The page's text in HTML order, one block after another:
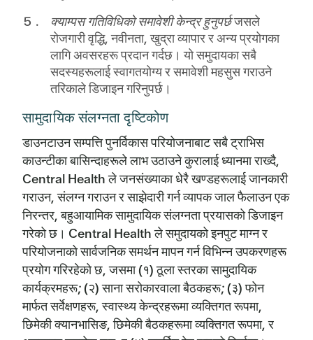
क्याम्पस गतिविधिको समावेशी केन्द्र हुनुपर्छजसले
रोजगारी वृद्धि, नवीनता, खुद्रा व्यापार र अन्य प्रयोगका
लागि अवसरहरू प्रदान गर्दछ। यो समुदायका सबै
सदस्यहरूलाई स्वागतयोग्य र समावेशी महसुस गराउने
तरिकाले डिजाइन गरिनुपर्छ।
सामुदायिक संलग्नता दृष्टिकोण
डाउनटाउन सम्पत्ति पुनर्विकास परियोजनाबाट सबै ट्राभिस
काउन्टीका बासिन्दाहरूले लाभ उठाउने कुरालाई ध्यानमा राख्दै,
Central Health ले जनसंख्याका धेरै खण्डहरूलाई जानकारी
गराउन, संलग्न गराउन र साझेदारी गर्न व्यापक जाल फैलाउन एक
निरन्तर, बहुआयामिक सामुदायिक संलग्नता प्रयासको डिजाइन
गरेको छ। Central Health ले समुदायको इनपुट माग्न र
परियोजनाको सार्वजनिक समर्थन मापन गर्न विभिन्न उपकरणहरू
प्रयोग गरिरहेको छ, जसमा (१) ठूला स्तरका सामुदायिक
कार्यक्रमहरू; (२) साना सरोकारवाला बैठकहरू; (३) फोन
मार्फत सर्वेक्षणहरू, स्वास्थ्य केन्द्रहरूमा व्यक्तिगत रूपमा,
छिमेकी क्यानभासिङ, छिमेकी बैठकहरूमा व्यक्तिगत रूपमा, र